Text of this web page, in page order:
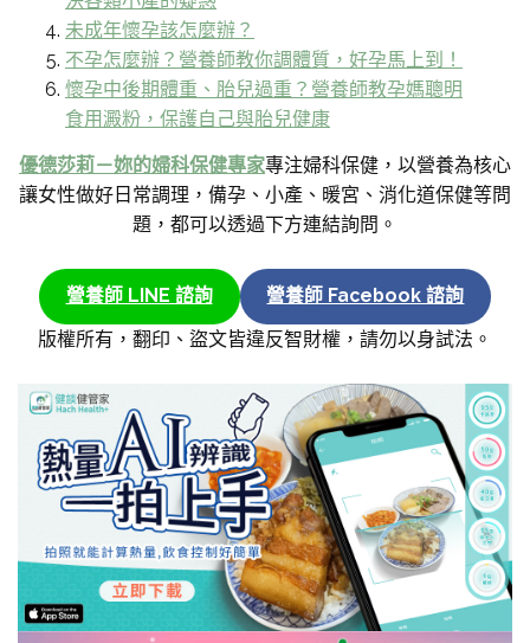
未成年懷孕該怎麼辦？
不孕怎麼辦？營養師教你調體質，好孕馬上到！
懷孕中後期體重、胎兒過重？營養師教孕媽聰明
食用澱粉，保護自己與胎兒健康
優德莎莉－妳的婦科保健專家專注婦科保健，以營養為核心
讓女性做好日常調理，備孕、小產、暖宮、消化道保健等問
題，都可以透過下方連結詢問。
營養師 LINE 諮詢
營養師 Facebook 諮詢
版權所有，翻印、盜文皆違反智財權，請勿以身試法。